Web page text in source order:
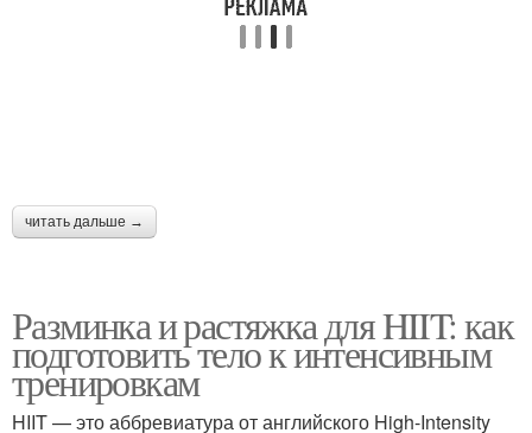
читать дальше →
Разминка и растяжка для HIIT: как
подготовить тело к интенсивным
тренировкам
HIIT — это аббревиатура от английского High-Intensity